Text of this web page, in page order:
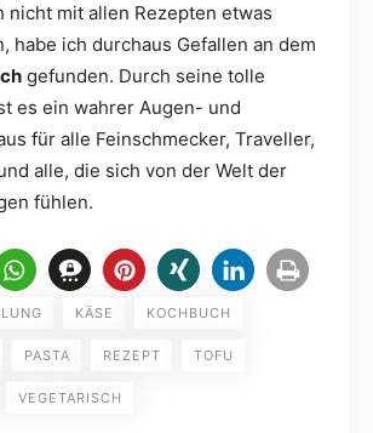
nicht mit allen Rezepten etwas
habe ich durchaus Gefallen an dem
gefunden. Durch seine tolle
es ein wahrer Augen- und
für alle Feinschmecker, Traveller,
alle, die sich von der Welt der
fühlen.
KÄSE KOCHBUCH
PASTA REZEPT TOFU
VEGETARISCH